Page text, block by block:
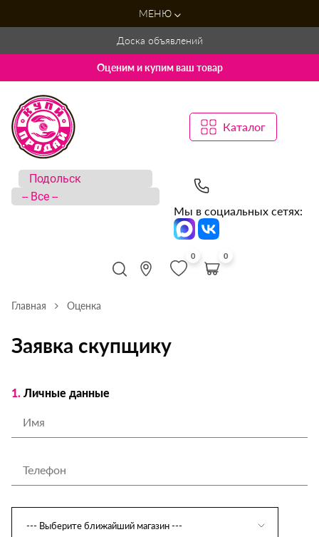
МЕНЮ
Доска объявлений
Оценим и купим ваш товар
Каталог
Мы в социальных сетях:
0 0
Главная Оценка
Заявка скупщику
1. Личные данные